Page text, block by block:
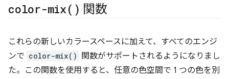
color-mix( ) 関数
これらの新しいカラースペースに加えて、すべてのエンジ
ンで color-mix()
関数がサポートされるようになりまし
た。この関数を使用すると、任意の色空間で 1 つの色を別